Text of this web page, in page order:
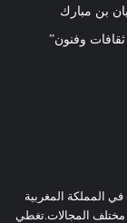
بن مبارك
وفنون”
المملكة المغربية
في مختلف المجالات.تغطي